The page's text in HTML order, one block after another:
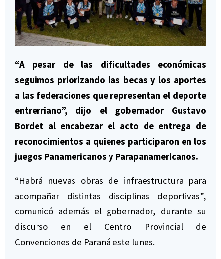
“A pesar de las dificultades económicas
seguimos priorizando las becas y los aportes
a las federaciones que representan el deporte
entrerriano”, dijo el gobernador Gustavo
Bordet al encabezar el acto de entrega de
reconocimientos a quienes participaron en los
juegos Panamericanos y Parapanamericanos.
“Habrá nuevas obras de infraestructura para
acompañar distintas disciplinas deportivas”,
comunicó además el gobernador, durante su
discurso en el Centro Provincial de
Convenciones de Paraná este lunes.